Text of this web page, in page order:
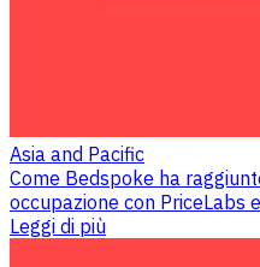
Asia and Pacific
Come Bedspoke ha
occupazione con PriceLabs
Leggi di più